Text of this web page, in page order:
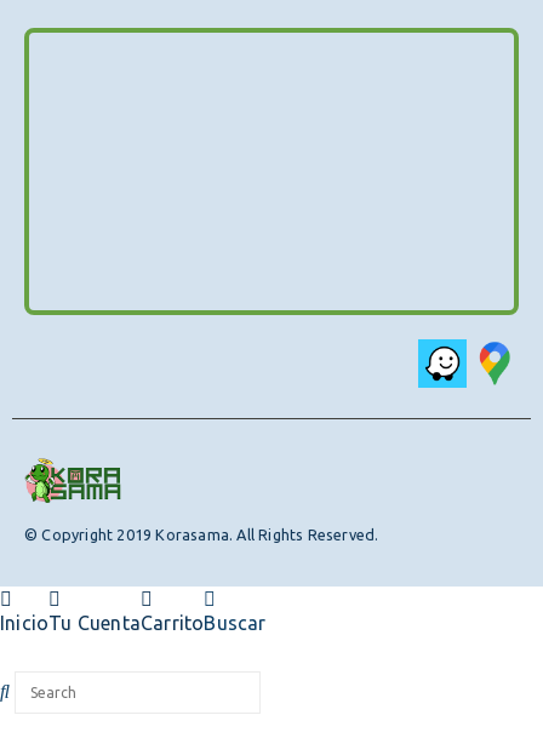
© Copyright 2019 Korasama. All Rights Reserved.
InicioTu CuentaCarritoBuscar